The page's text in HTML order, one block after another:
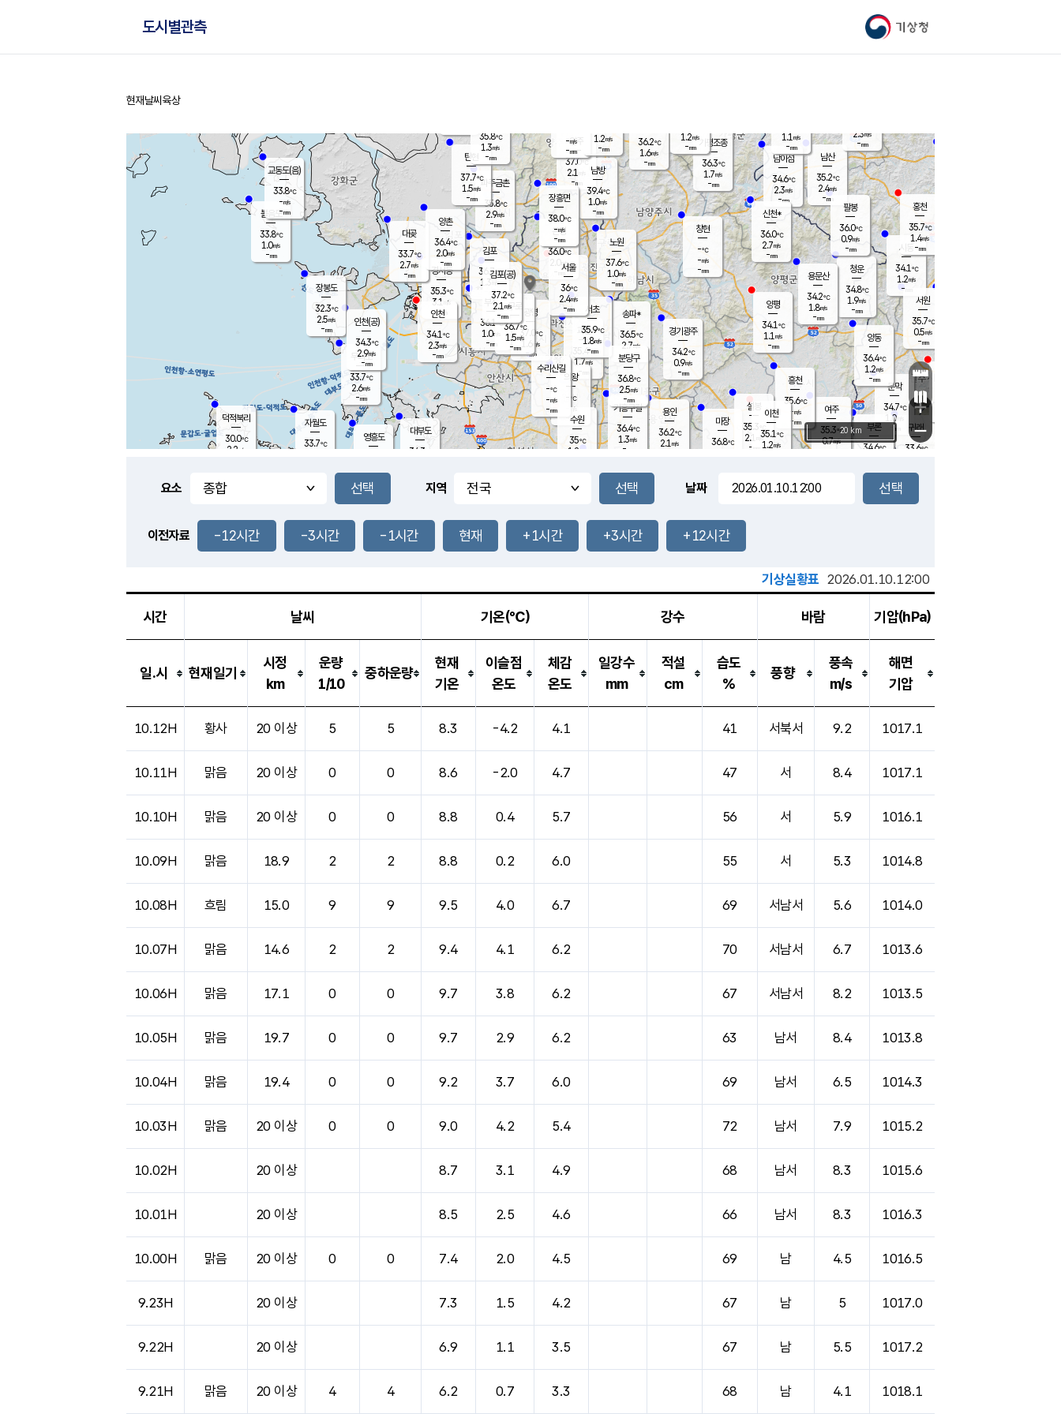
기상청
도시별관측
홈
현재날씨 육상
풍도
0.6m/s
문막
34.7℃
1.0m/s
mm
남이섬
34.6℃
2.3m/s
-mm
무의도
33.7℃
2.6m/s
-mm
영흥도
볼음도
33.8℃
1.0m/s
-mm
자월도
33.7℃
양주
37.0℃
2.1
-mm
부론
34.6℃
과천
35.4℃
1.7m/s
- mm
남산
35.2℃
2.4m/s
-mm
장봉도
32.3℃
2.5m/s
-mm
-mm
청운
34.8℃
1.9m/s
-mm
팔봉
36.0℃
0.9m/s
-mm
-mm
용인
36.2℃
2.1 m/s
여주
35.3℃
0.7m/s
양동
36.4℃
1.2m/s
-mm
경기광주
34.2℃
0.9m/s
-mm
장호원
1.1 m/s
-mm
34.6
℃
대부도
34.3
-
경서동
35.3℃
3.1 m/s
-mm
파주금촌
35.8℃
2.9m/s
-mm
가평조종
36.3℃
1.7m/s
-mm
36.2℃
1.6m/s
-mm
대곶
33.7℃
2.7m/s
-mm
신천*
36.0℃
2.7m/s
-mm
창현
-℃
-m/s
-mm
탄현
37.7℃
1.5m/s
-mm
1.2m/s
-mm
37.0℃
1.0m/s
-mm
흥천
35.6℃
-m/s
-mm
마장
36.8℃
의왕
- ℃
m/s
mm
김포
36.7℃
1.3 m/s
mm
설봉
35.3
2.1 m/s
- mm
광명
37.0
℃
1.6 m/s
-mm
부천
36.1℃
1.0m/s
-mm
-mm
양촌
36.4℃
2.0m/s
-mm
구로
36.7℃
1.5m/s
-mm
은평
36.0℃
2.0 m/s
- mm
노원
37.6℃
1.0m/s
-mm
송파*
36.5℃
2.7m/s
-mm
서초
35.9℃
1.8m/s
-mm
남방
39.4℃
1.0m/s
-mm
기흥구갈
36.4℃
1.3m/s
-
수리산길
-℃
-m/s
-mm
분당구
36.8℃
2.5m/s
-mm
장흥면
38.0℃
-m/s
-mm
-m/s
-mm
시동
34.1℃
1.2m/s
- mm
귀래
33.6℃
서원
35.7℃
0.5m/s
-mm
용문산
34.2℃
1.8m/s
-mm
덕적북리
30.0℃
2.2 m/s
인천(공)
34.3℃
2.9m/s
-mm
김포(공)
37.2℃
2.1 m/s
-mm
교동도(음)
33.8℃
-m/s
-mm
홍천
35.7℃
1.4m/s
-mm
이천
35.1℃
1.2m/s
양평
34.1℃
1.1 m/s
-mm
수원
35℃
1.2 m/s
인천
34.1℃
2.3m/s
-mm
서울
36℃
2.4m/s
-mm
2.3m/s
-mm
35.8℃
1.3m/s
-mm
1.2m/s
-mm
+
−
20 km
요소 지역 날짜
이전자료 -12시간 -3시간 -1시간 현재 +1시간 +3시간 +12시간
기상실황표 2026.01.10.12:00
시간 날씨 기온(℃) 강수 바람 기압(hPa)
일.시 현재일기
시정
km
운량
1/10
중하운량
현재
기온
이슬점
온도
체감
온도
일강수
mm
적설
cm
습도
%
풍향
풍속
m/s
해면
기압
10.12H 황사 20 이상 5 5 8.3 -4.2 4.1 41 서북서 9.2 1017.1
10.11H 맑음 20 이상 0 0 8.6 -2.0 4.7 47 서 8.4 1017.1
10.10H 맑음 20 이상 0 0 8.8 0.4 5.7 56 서 5.9 1016.1
10.09H 맑음 18.9 2 2 8.8 0.2 6.0 55 서 5.3 1014.8
10.08H 흐림 15.0 9 9 9.5 4.0 6.7 69 서남서 5.6 1014.0
10.07H 맑음 14.6 2 2 9.4 4.1 6.2 70 서남서 6.7 1013.6
10.06H 맑음 17.1 0 0 9.7 3.8 6.2 67 서남서 8.2 1013.5
10.05H 맑음 19.7 0 0 9.7 2.9 6.2 63 남서 8.4 1013.8
10.04H 맑음 19.4 0 0 9.2 3.7 6.0 69 남서 6.5 1014.3
10.03H 맑음 20 이상 0 0 9.0 4.2 5.4 72 남서 7.9 1015.2
10.02H 20 이상 8.7 3.1 4.9 68 남서 8.3 1015.6
10.01H 20 이상 8.5 2.5 4.6 66 남서 8.3 1016.3
10.00H 맑음 20 이상 0 0 7.4 2.0 4.5 69 남 4.5 1016.5
9.23H 20 이상 7.3 1.5 4.2 67 남 5 1017.0
9.22H 20 이상 6.9 1.1 3.5 67 남 5.5 1017.2
9.21H 맑음 20 이상 4 4 6.2 0.7 3.3 68 남 4.1 1018.1